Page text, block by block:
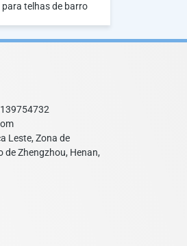
telhas de barro
Leste, Zona de
de Zhengzhou, Henan,